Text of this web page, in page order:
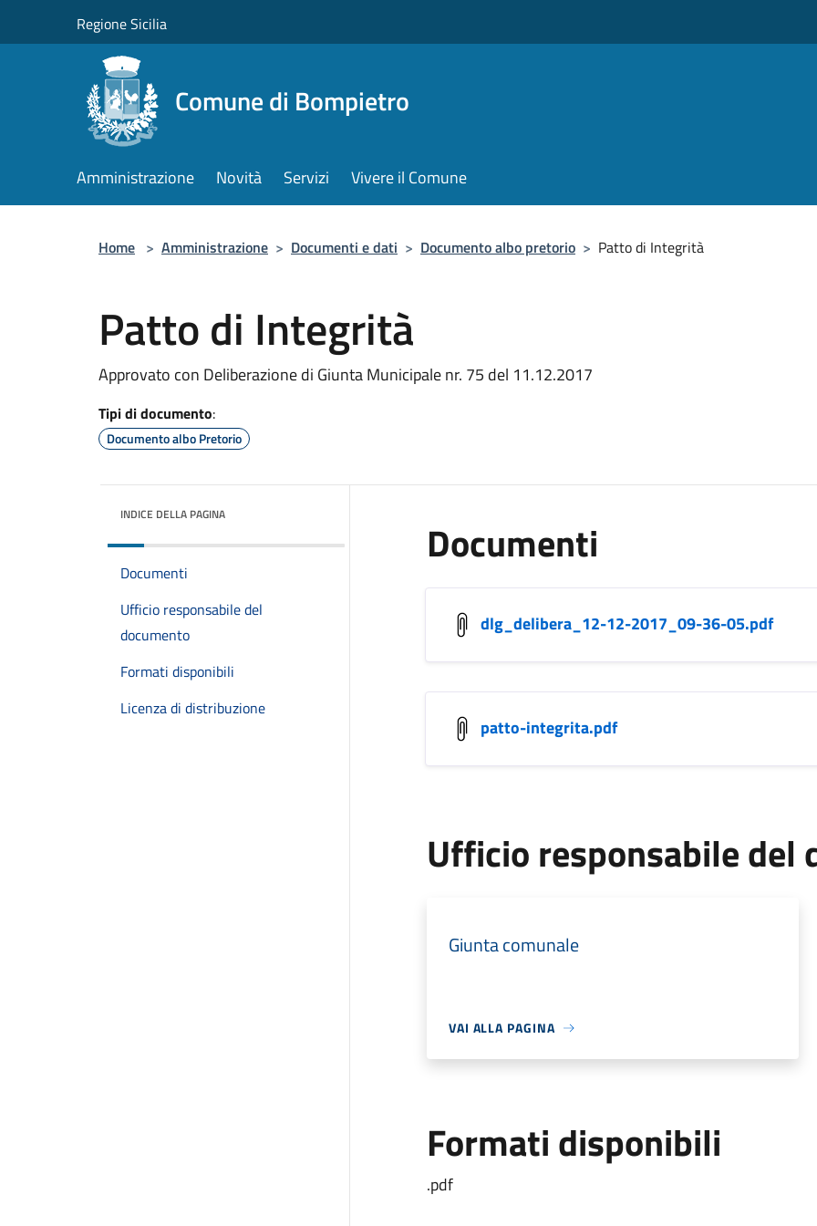
Regione Sicilia
Comune di Bompietro
Amministrazione Novità Servizi Vivere il Comune
Home > Amministrazione > Documenti e dati > Documento albo pretorio > Patto di Integrità
Patto di Integrità
Approvato con Deliberazione di Giunta Municipale nr. 75 del 11.12.2017
Tipi di documento:
Documento albo Pretorio
INDICE DELLA PAGINA
Documenti
Ufficio responsabile del
documento
Formati disponibili
Licenza di distribuzione
Documenti
dlg_delibera_12-12-2017_09-36-05.pdf
patto-integrita.pdf
Ufficio responsabile del
Giunta comunale
VAI ALLA PAGINA
Formati disponibili
.pdf